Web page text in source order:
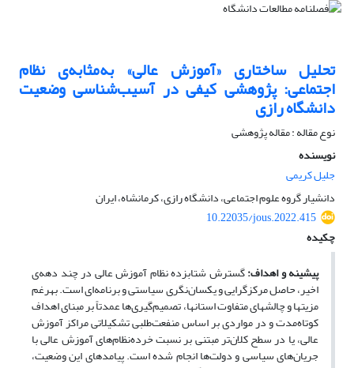
تحلیل ساختاری «آموزش عالی» به‌مثابه‌ی نظام
اجتماعی: پژوهشی کیفی در آسیب‌شناسی وضعیت
دانشگاه رازی
نوع مقاله : مقاله پژوهشی
نویسنده
جلیل کریمی
دانشیار گروه علوم اجتماعی، دانشگاه رازی، کرمانشاه، ایران
10.22035/jous.2022.415
چکیده
پیشینه و اهداف:گسترش شتابزده نظام آموزش عالی در چند دهه‌ی
اخیر، حاصل مرکزگرایی و یکسان‌نگری سیاستی و برنامه‌ای است. بهرغم
مزیتها و چالشهای متفاوت استانها، تصمیم‌گیری‌ها عمدتاً بر مبنای اهداف
کوتاه‌مدت و در مواردی بر اساس منفعت‌طلبی تشکیلاتی مراکز آموزش
عالی، یا در سطح کلان‌تر مبتنی بر نسبت خرده‌نظام‌های آموزش عالی با
جریان‌های سیاسی و دولت‌ها انجام شده است. پیامدهای این وضعیت،